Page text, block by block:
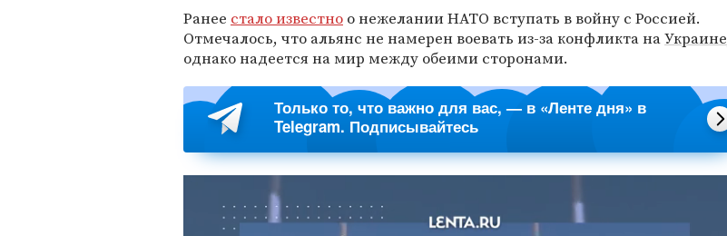
Ранее стало известно о нежелании НАТО вступать в войну с Россией.
Отмечалось, что альянс не намерен воевать из-за конфликта наУкраине
однако надеется на мир между обеими сторонами.
Только то, что важно для вас, — в «Ленте дня» в
Telegram. Подписывайтесь